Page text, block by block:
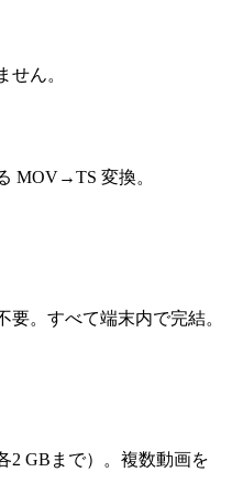
せん。
MOV→TS 変換。
。すべて端末内で完結。
2 GBまで）。複数動画を